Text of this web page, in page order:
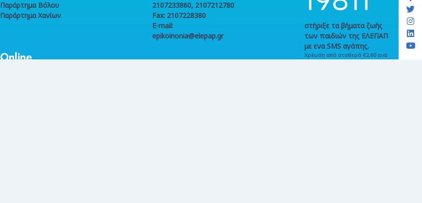
Παράρτημα Βόλου
Παράρτημα Χανίων
Online
2107233860, 2107212780
Fax: 2107228380
E-mail:
epikoinonia@elepap.gr
στήριξε τα βήματα ζωής
των παιδιών της ΕΛΕΠΑΠ
με ενα SMS αγάπης.
Χρέωση από σταθερό €2,60 ανά